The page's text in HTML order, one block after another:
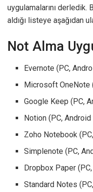
uygulamalarını derledik.
aldığı listeye aşağıdan
Not Alma
Evernote (PC,
Microsoft OneNote
Google Keep (PC,
Notion (PC,
Zoho Notebook
Simplenote (PC,
Dropbox Paper
Standard Notes